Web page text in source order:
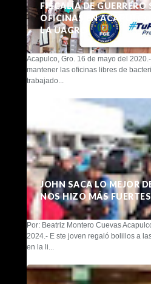
FISCALÍA DE
OFICINAS EN
LA UAGRO
Acapulco, Gro. 16 de mayo del
mantener las oficinas libres de
trabajado...
JOHN SACA LO MEJOR
NOS HIZO MÁS
Por: Beatriz Montero Cuevas
2024.- E ste joven regaló bolillos a
en la li...